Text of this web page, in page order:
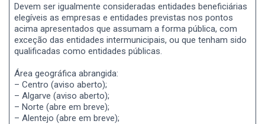
Devem ser igualmente consideradas entidades beneficiárias
elegíveis as empresas e entidades previstas nos pontos
acima apresentados que assumam a forma pública, com
exceção das entidades intermunicipais, ou que tenham sido
qualificadas como entidades públicas.
Área geográfica abrangida:
– Centro (aviso aberto);
– Algarve (aviso aberto);
– Norte (abre em breve);
– Alentejo (abre em breve);